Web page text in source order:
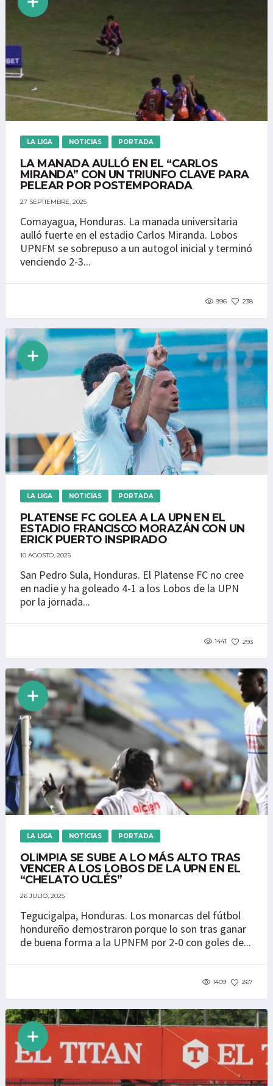
LA LIGA NOTICIAS PORTADA
LA MANADA AULLÓ EN EL “CARLOS
MIRANDA” CON UN TRIUNFO CLAVE PARA
PELEAR POR POSTEMPORADA
27 SEPTIEMBRE, 2025
Comayagua, Honduras. La manada universitaria
aulló fuerte en el estadio Carlos Miranda. Lobos
UPNFM se sobrepuso a un autogol inicial y terminó
venciendo 2-3...
996 238
LA LIGA NOTICIAS PORTADA
PLATENSE FC GOLEA A LA UPN EN EL
ESTADIO FRANCISCO MORAZÁN CON UN
ERICK PUERTO INSPIRADO
10 AGOSTO, 2025
San Pedro Sula, Honduras. El Platense FC no cree
en nadie y ha goleado 4-1 a los Lobos de la UPN
por la jornada...
1441 293
LA LIGA NOTICIAS PORTADA
OLIMPIA SE SUBE A LO MÁS ALTO TRAS
VENCER A LOS LOBOS DE LA UPN EN EL
“CHELATO UCLÉS”
26 JULIO, 2025
Tegucigalpa, Honduras. Los monarcas del fútbol
hondureño demostraron porque lo son tras ganar
de buena forma a la UPNFM por 2-0 con goles de...
1409 267